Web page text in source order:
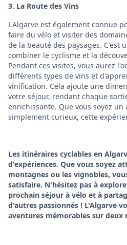
3. La Route des Vins
L'Algarve est également connue
faire du vélo et visiter des
de la beauté des paysages. C'est
combiner le cyclisme et la
Pendant ces visites, vous aurez
différents types de vins et
vinification. Cela ajoute une
votre séjour, rendant chaque
enrichissante. Que vous soyez
simplement curieux, cette
Les itinéraires cyclables en
d'expériences. Que vous soyez
montagnes ou les vignobles,
satisfaire. N'hésitez pas à
prochain séjour à vélo et à
d'autres passionnés ! L'Algarve
aventures mémorables sur deux